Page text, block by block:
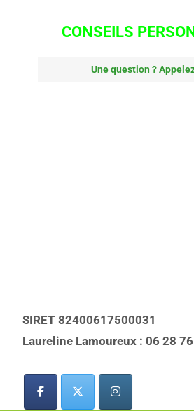
CONSEILS
Une question ?
SIRET 82400617500031
Laureline Lamoureux : 06 28